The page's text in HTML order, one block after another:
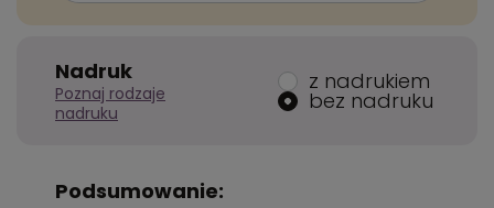
Nadruk
Poznaj rodzaje
nadruku
z nadrukiem
bez nadruku
Podsumowanie: